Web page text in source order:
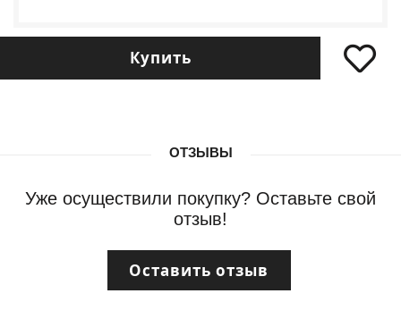
Купить
ОТЗЫВЫ
Уже осуществили покупку? Оставьте свой
отзыв!
Оставить отзыв